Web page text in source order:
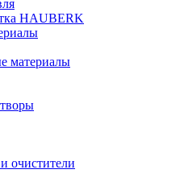
HAUBERK
материалы
очистители